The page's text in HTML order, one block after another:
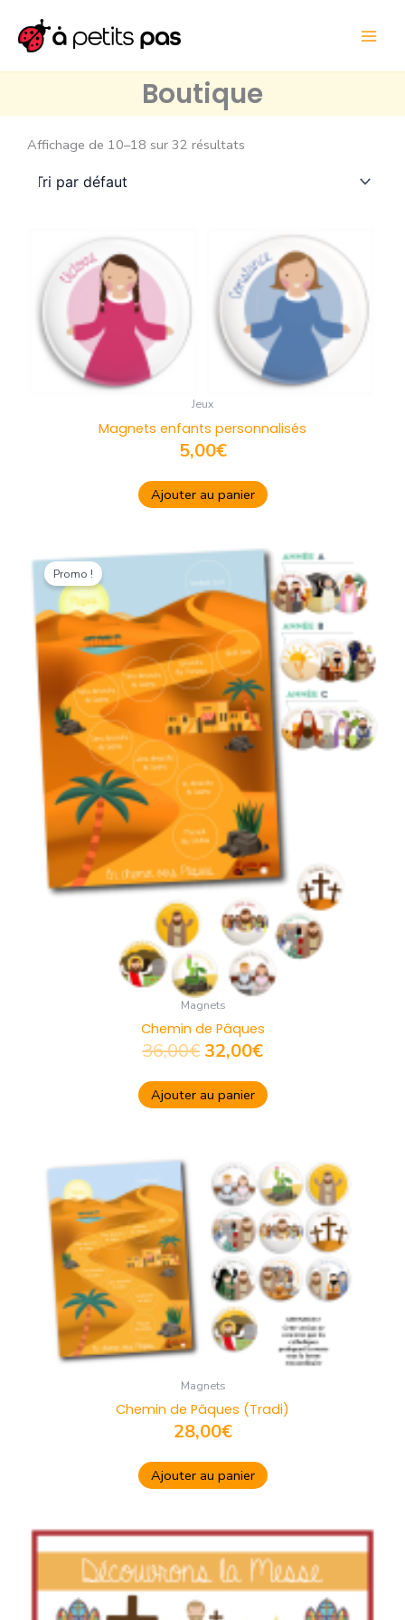
contenu
Boutique
Affichage de 10–18 sur 32 résultats
Jeux
Magnets enfants personnalisés
5,00€
Ajouter au panier
Promo !
Magnets
Chemin de Pâques
36,00€
Le
initial
était :
36,00€.
32,00€
Le
prix
actuel
est :
32,00€.
Ajouter au panier
Magnets
Chemin de Pâques (Tradi)
28,00€
Ajouter au panier